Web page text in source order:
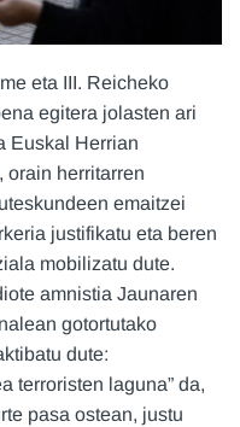
eta III. Reicheko
egitera jolasten ari
Euskal Herrian
orain herritarren
emaitzei
justifikatu eta beren
mobilizatu dute.
amnistia Jaunaren
gotortutako
dute:
terroristen laguna” da,
pasa ostean, justu